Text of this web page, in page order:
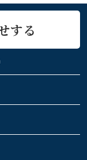
する